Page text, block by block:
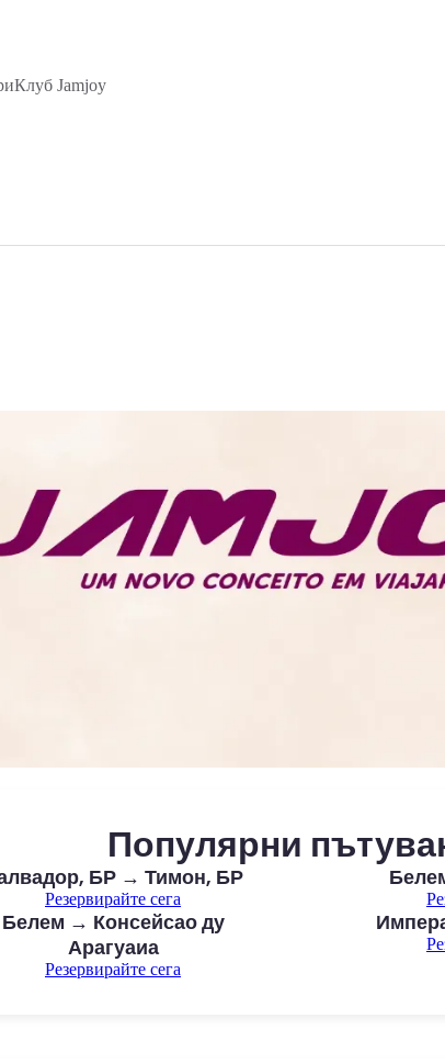
Клуб Jamjoy
Популярни
БР → Тимон, БР
Резервирайте сега
Белем → Консейсао ду
Арагуаиа
Резервирайте сега